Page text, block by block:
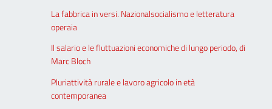
La fabbrica in versi. Nazionalsocialismo e letteratura
operaia
Il salario e le fluttuazioni economiche di lungo periodo, di
Marc Bloch
Pluriattività rurale e lavoro agricolo in età
contemporanea